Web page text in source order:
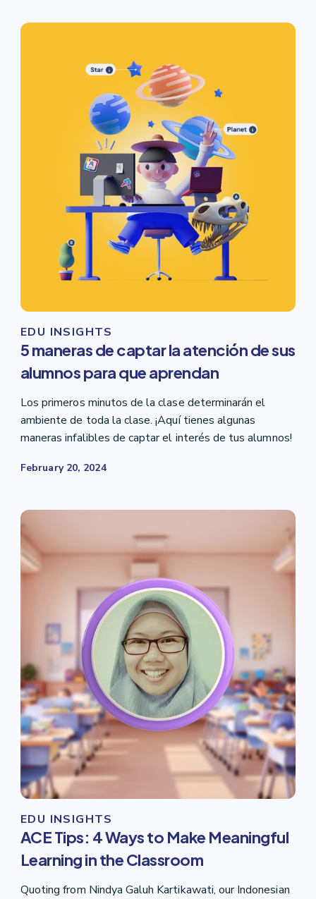
EDU INSIGHTS
5 maneras de captar la atención de sus
alumnos para que aprendan
Los primeros minutos de la clase determinarán el
ambiente de toda la clase. ¡Aquí tienes algunas
maneras infalibles de captar el interés de tus alumnos!
February 20, 2024
EDU INSIGHTS
ACE Tips: 4 Ways to Make Meaningful
Learning in the Classroom
Quoting from Nindya Galuh Kartikawati, our Indonesian